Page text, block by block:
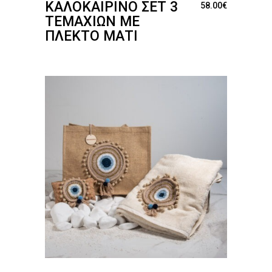
ΚΑΛΟΚΑΙΡΙΝΌ ΣΕΤ 3
ΤΕΜΑΧΊΩΝ ΜΕ
ΠΛΕΚΤΌ ΜΆΤΙ
58.00€